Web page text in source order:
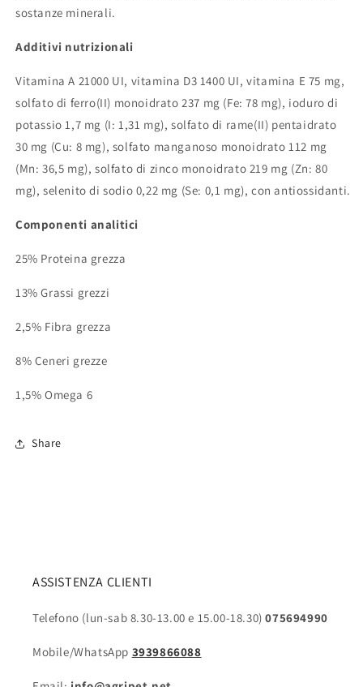
sostanze minerali.
Additivi nutrizionali
Vitamina A 21000 UI, vitamina D3 1400 UI, vitamina E 75 mg,
solfato di ferro(II) monoidrato 237 mg (Fe: 78 mg), ioduro di
potassio 1,7 mg (I: 1,31 mg), solfato di rame(II) pentaidrato
30 mg (Cu: 8 mg), solfato manganoso monoidrato 112 mg
(Mn: 36,5 mg), solfato di zinco monoidrato 219 mg (Zn: 80
mg), selenito di sodio 0,22 mg (Se: 0,1 mg), con antiossidanti.
Componenti analitici
25% Proteina grezza
13% Grassi grezzi
2,5% Fibra grezza
8% Ceneri grezze
1,5% Omega 6
Share
ASSISTENZA CLIENTI
Telefono (lun-sab 8.30-13.00 e 15.00-18.30)075694990
Mobile/WhatsApp 3939866088